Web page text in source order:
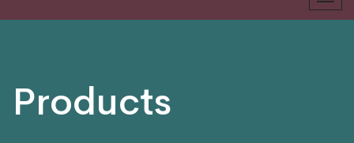
Products